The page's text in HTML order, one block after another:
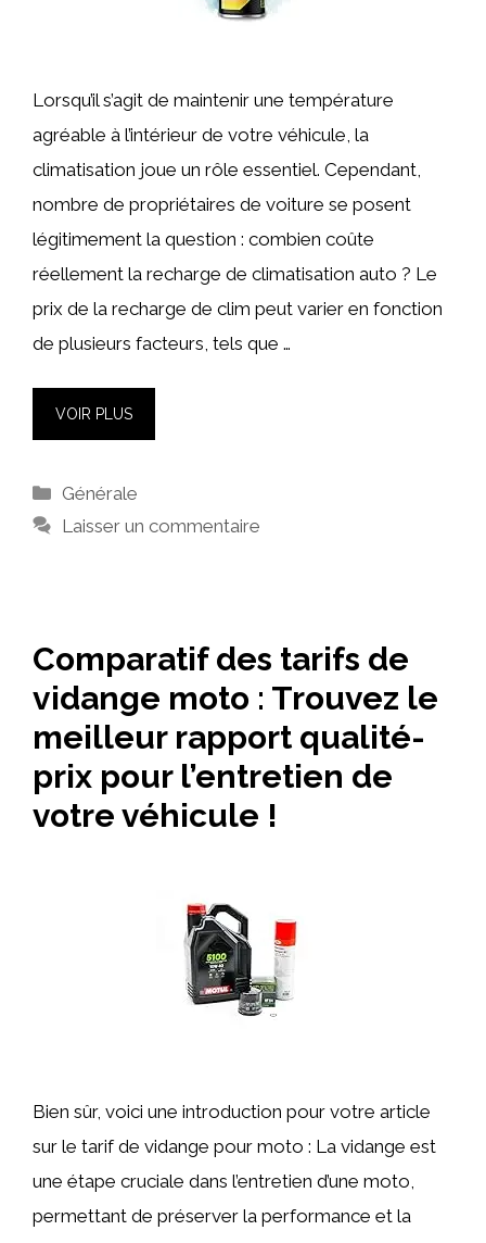
Lorsqu’il s’agit de maintenir une température
agréable à l’intérieur de votre véhicule, la
climatisation joue un rôle essentiel. Cependant,
nombre de propriétaires de voiture se posent
légitimement la question : combien coûte
réellement la recharge de climatisation auto ? Le
prix de la recharge de clim peut varier en fonction
de plusieurs facteurs, tels que …
VOIR PLUS
Catégories
Générale
Laisser un commentaire
Comparatif des tarifs de
vidange moto : Trouvez le
meilleur rapport qualité-
prix pour l’entretien de
votre véhicule !
Bien sûr, voici une introduction pour votre article
sur le tarif de vidange pour moto : La vidange est
une étape cruciale dans l’entretien d’une moto,
permettant de préserver la performance et la